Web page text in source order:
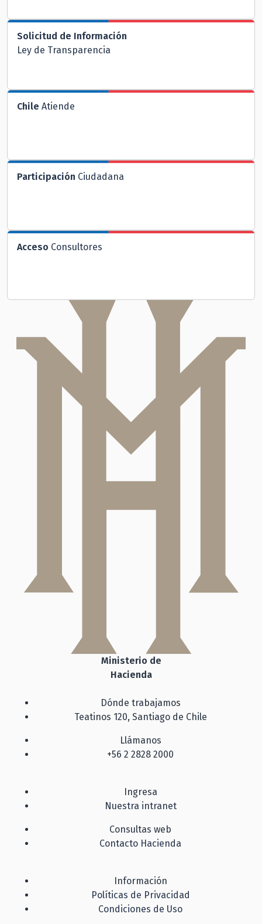
Solicitud de Información
Ley de Transparencia
Chile Atiende
Participación Ciudadana
Acceso Consultores
Ministerio de
Hacienda
Dónde trabajamos
Teatinos 120, Santiago de Chile
Llámanos
+56 2 2828 2000
Ingresa
Nuestra intranet
Consultas web
Contacto Hacienda
Información
Políticas de Privacidad
Condiciones de Uso